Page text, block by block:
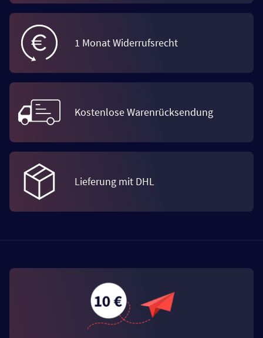
1 Monat Widerrufsrecht
Kostenlose Warenrücksendung
Lieferung mit DHL